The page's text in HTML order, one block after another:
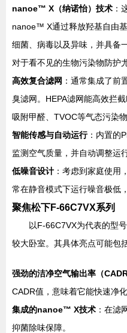
nanoe™ X（纳诺怡）技术 ：
nanoe™ X通过释放羟基自由
细菌、病毒以及异味，并具备
对于看不见的生物污染物防护
高效复合滤网 ：通常集成了前
臭滤网。HEPA滤网能高效拦
吸附甲醛、TVOC等气态污染物
智能传感与自动运行：内置的
监测空气质量，并自动调整运
低噪音设计 ：考虑到家庭使用
常在静音模式下运行噪音极低
聚焦松下F-66C7VX系列
以F-66C7VX为代表的型
较大卧室。其具体亮点可能包
强劲的洁净空气输出率（CADR
CADR值，意味着它能快速净
集成的nanoe™ X技术 ：在滤
抑菌除味保障。